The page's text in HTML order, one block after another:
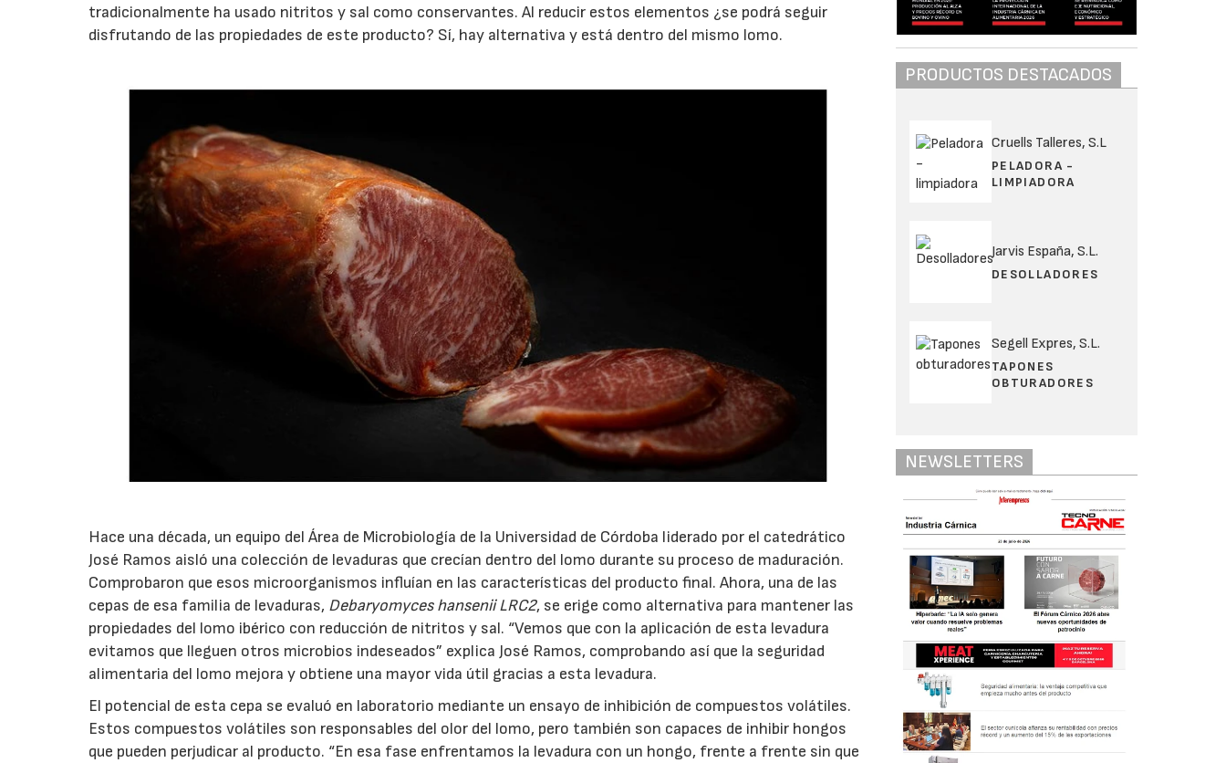
tradicionalmente ha usado nitritos y sal como conservantes. Al reducir estos elementos ¿se podrá seguir
disfrutando de las propiedades de este producto? Sí, hay alternativa y está dentro del mismo lomo.
Hace una década, un equipo del Área de Microbiología de la Universidad de Córdoba liderado por el catedrático
José Ramos aisló una colección de levaduras que crecían dentro del lomo durante su proceso de maduración.
Comprobaron que esos microorganismos influían en las características del producto final. Ahora, una de las
cepas de esa familia de levaduras, Debaryomyces hansenii LRC2, se erige como alternativa para mantener las
propiedades del lomo ibérico con reducción de nitritos y sal. “Vemos que con la aplicación de esta levadura
evitamos que lleguen otros microbios indeseados” explica José Ramos, comprobando así que la seguridad
alimentaria del lomo mejora y obtiene una mayor vida útil gracias a esta levadura.
El potencial de esta cepa se evaluó en laboratorio mediante un ensayo de inhibición de compuestos volátiles.
Estos compuestos volátiles son responsables del olor del lomo, pero también son capaces de inhibir hongos
que pueden perjudicar al producto. “En esa fase enfrentamos la levadura con un hongo, frente a frente sin que
PRODUCTOS DESTACADOS
Cruells Talleres, S.L
PELADORA -
LIMPIADORA
Jarvis España, S.L.
DESOLLADORES
Segell Expres, S.L.
TAPONES
OBTURADORES
NEWSLETTERS